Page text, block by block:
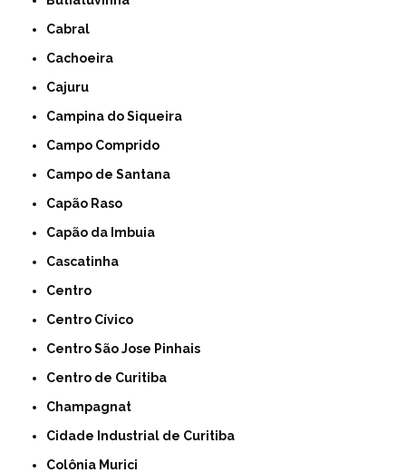
Cabral
Cachoeira
Cajuru
Campina do Siqueira
Campo Comprido
Campo de Santana
Capão Raso
Capão da Imbuia
Cascatinha
Centro
Centro Cívico
Centro São Jose Pinhais
Centro de Curitiba
Champagnat
Cidade Industrial de Curitiba
Colônia Murici